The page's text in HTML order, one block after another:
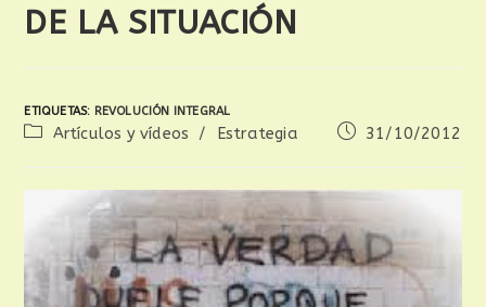
DE LA SITUACIÓN
ETIQUETAS: REVOLUCIÓN INTEGRAL
Artículos y vídeos / Estrategia 31/10/2012